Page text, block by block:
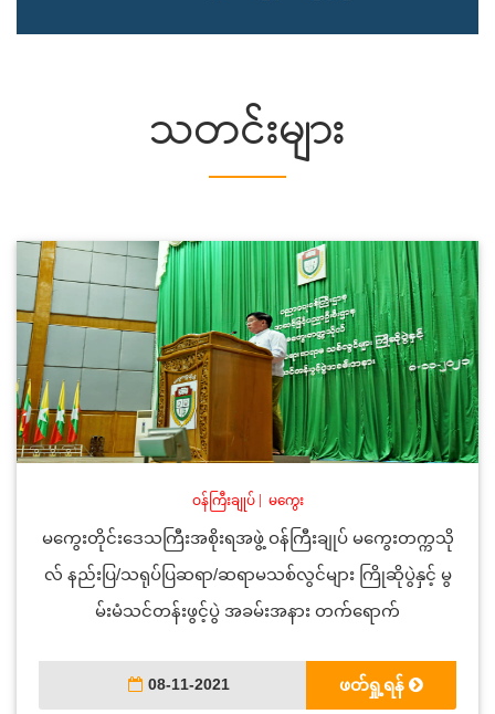
သတင်းများ
ဝန်ကြီးချုပ်| မကွေး
မကွေးတိုင်းဒေသကြီးအစိုးရအဖွဲ့ ဝန်ကြီးချုပ် မကွေးတက္ကသို
လ် နည်းပြ/သရုပ်ပြဆရာ/ဆရာမသစ်လွင်များ ကြိုဆိုပွဲနှင့် မွ
မ်းမံသင်တန်းဖွင့်ပွဲ အခမ်းအနား တက်ရောက်
08-11-2021 ဖတ်ရှု့ရန်